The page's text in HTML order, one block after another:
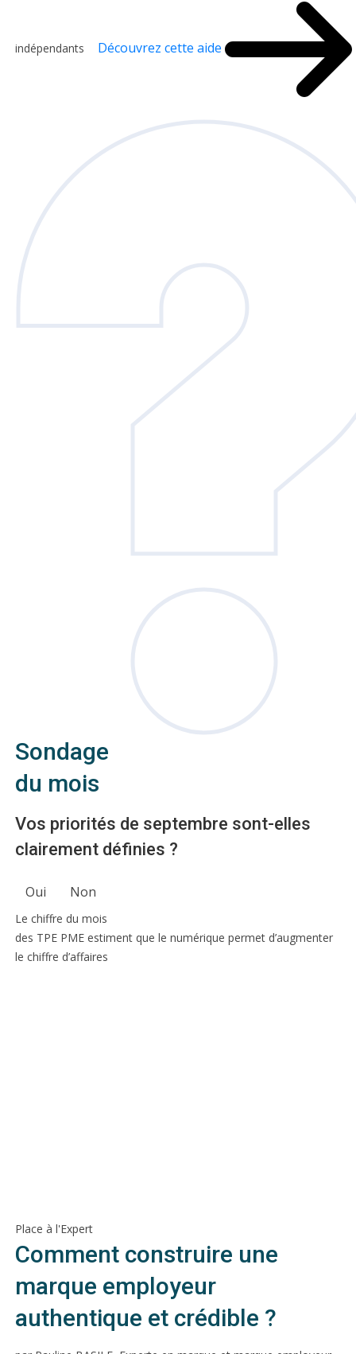
indépendants Découvrez cette aide
Sondage
du mois
Vos priorités de septembre sont-elles
clairement définies ?
Oui Non
Le chiffre du mois
des TPE PME estiment que le numérique permet d’augmenter
le chiffre d’affaires
Place à l'Expert
Comment construire une
marque employeur
authentique et crédible ?